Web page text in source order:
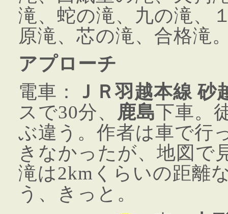
滝、蛇の滝、九の滝、
原滝、芯の滝、合格滝
アプローチ
電車：
ＪＲ羽越本線 砂
スで30分、 鹿島下車。
ぶ違う。作者は車で行
きなかったが、地図で
滝は2kmくらいの距離
う、きっと。